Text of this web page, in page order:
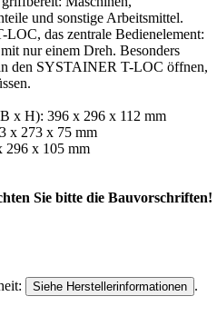
und sonstige Arbeitsmittel.
das zentrale Bedienelement:
nur einem Dreh. Besonders
den SYSTAINER T-LOC öffnen,
x H): 396 x 296 x 112 mm
x 273 x 75 mm
296 x 105 mm
Sie bitte die Bauvorschriften!
Siehe Herstellerinformationen .